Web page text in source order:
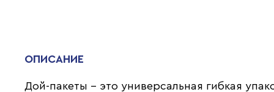
ОПИСАНИЕ
Дой-пакеты - это универсальная гибкая